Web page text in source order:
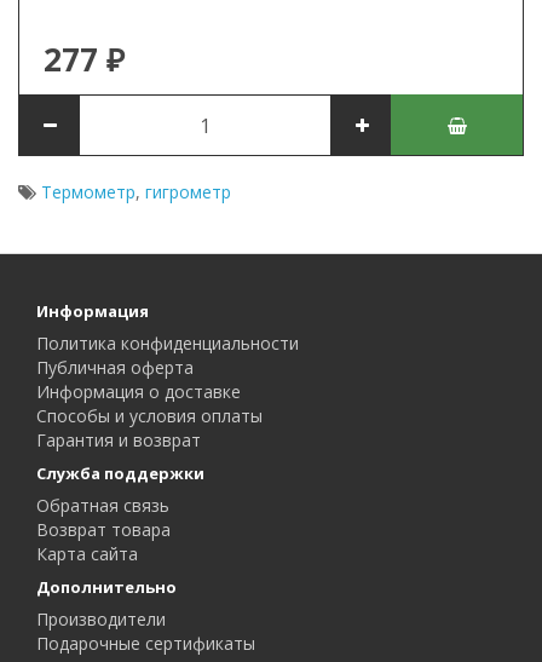
277 ₽
Термометр, гигрометр
Информация
Политика конфиденциальности
Публичная оферта
Информация о доставке
Способы и условия оплаты
Гарантия и возврат
Служба поддержки
Обратная связь
Возврат товара
Карта сайта
Дополнительно
Производители
Подарочные сертификаты